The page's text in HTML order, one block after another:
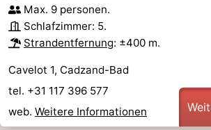
Max. 9 personen.
Schlafzimmer: 5.
Strandentfernung: ±400 m.
Cavelot 1, Cadzand-Bad
tel. +31 117 396 577
web. Weitere Informationen